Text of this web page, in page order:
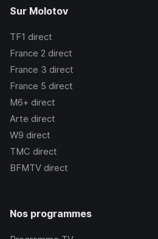
Sur Molotov
TF1 direct
France 2 direct
France 3 direct
France 5 direct
M6+ direct
Arte direct
W9 direct
TMC direct
BFMTV direct
Nos programmes